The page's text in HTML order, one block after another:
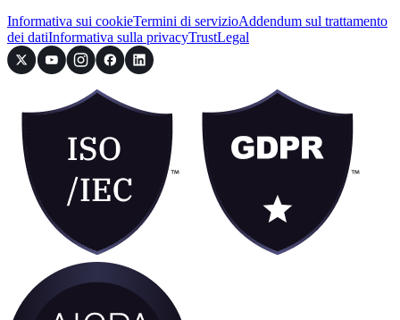
Informativa sui cookieTermini di servizioAddendum sul trattamento
dei datiInformativa sulla privacyTrustLegal